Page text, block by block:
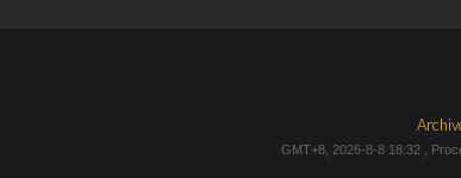
GMT+8, 2026-8-8 18:32 ,